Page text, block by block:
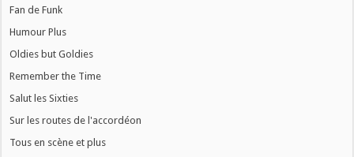
Fan de Funk
Humour Plus
Oldies but Goldies
Remember the Time
Salut les Sixties
Sur les routes de l'accordéon
Tous en scène et plus